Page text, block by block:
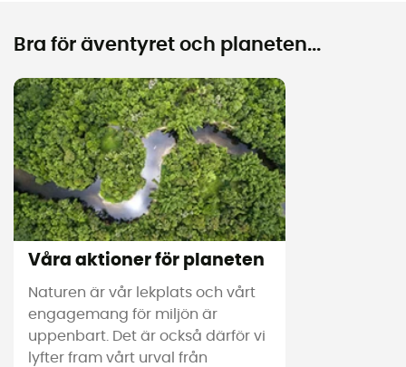
Bra för äventyret och planeten...
Våra aktioner för planeten
Naturen är vår lekplats och vårt
engagemang för miljön är
uppenbart. Det är också därför vi
lyfter fram vårt urval från